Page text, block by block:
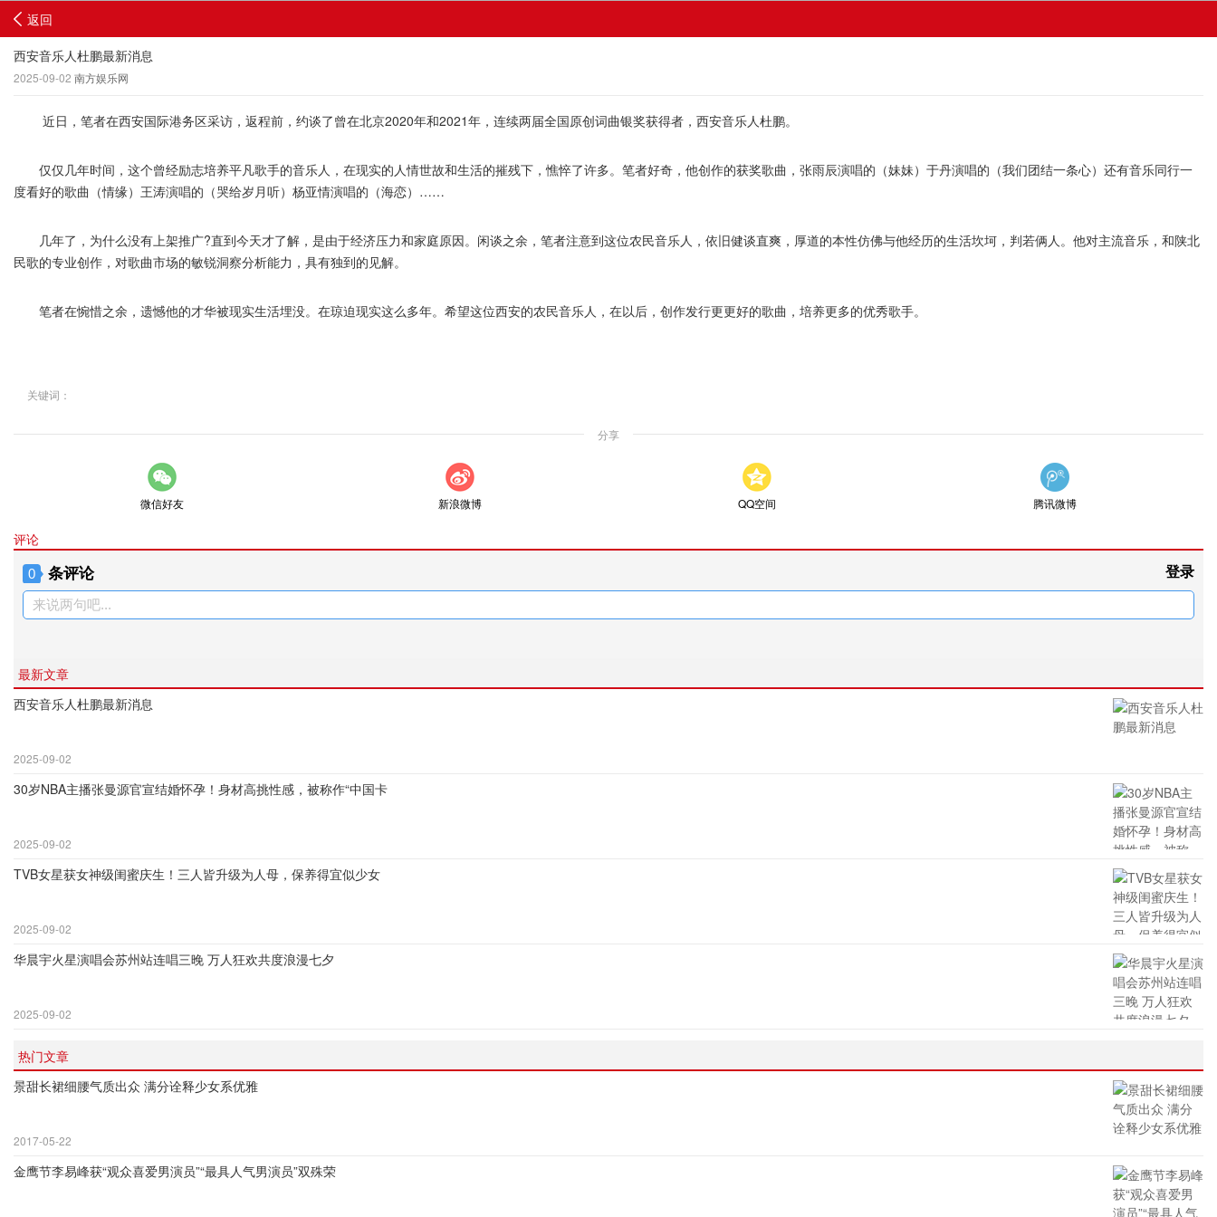
返回
西安音乐人杜鹏最新消息
2025-09-02 南方娱乐网
近日，笔者在西安国际港务区采访，返程前，约谈了曾在北京2020年和2021年，连续两届全国原创词曲银奖获得者，西安音乐人杜鹏。
仅仅几年时间，这个曾经励志培养平凡歌手的音乐人，在现实的人情世故和生活的摧残下，憔悴了许多。笔者好奇，他创作的获奖歌曲，张雨辰演唱的（妹妹）于丹演唱的（我们团结一条心）还有音乐同行一
度看好的歌曲（情缘）王涛演唱的（哭给岁月听）杨亚情演唱的（海恋）……
几年了，为什么没有上架推广?直到今天才了解，是由于经济压力和家庭原因。闲谈之余，笔者注意到这位农民音乐人，依旧健谈直爽，厚道的本性仿佛与他经历的生活坎坷，判若俩人。他对主流音乐，和陕北
民歌的专业创作，对歌曲市场的敏锐洞察分析能力，具有独到的见解。
笔者在惋惜之余，遗憾他的才华被现实生活埋没。在琼迫现实这么多年。希望这位西安的农民音乐人，在以后，创作发行更更好的歌曲，培养更多的优秀歌手。
关键词：
分享
微信好友 新浪微博 QQ空间 腾讯微博
评论
0 条评论 登录
来说两句吧...
最新文章
西安音乐人杜鹏最新消息
2025-09-02
30岁NBA主播张曼源官宣结婚怀孕！身材高挑性感，被称作“中国卡
2025-09-02
TVB女星获女神级闺蜜庆生！三人皆升级为人母，保养得宜似少女
2025-09-02
华晨宇火星演唱会苏州站连唱三晚 万人狂欢共度浪漫七夕
2025-09-02
热门文章
景甜长裙细腰气质出众 满分诠释少女系优雅
2017-05-22
金鹰节李易峰获“观众喜爱男演员”“最具人气男演员”双殊荣